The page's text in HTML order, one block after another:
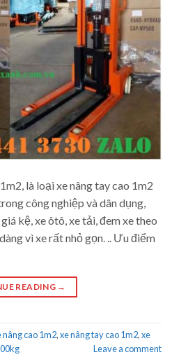
là loại xe nâng tay cao 1m2
công nghiệp và dân dụng,
kệ, xe ôtô, xe tải, đem xe theo
vì xe rất nhỏ gọn. .. Ưu điểm
READING →
nâng cao 1m2,xe nâng tay cao 1m2,xe
Leave a comment